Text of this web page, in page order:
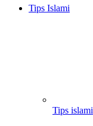
Tips Islami
Tips islami